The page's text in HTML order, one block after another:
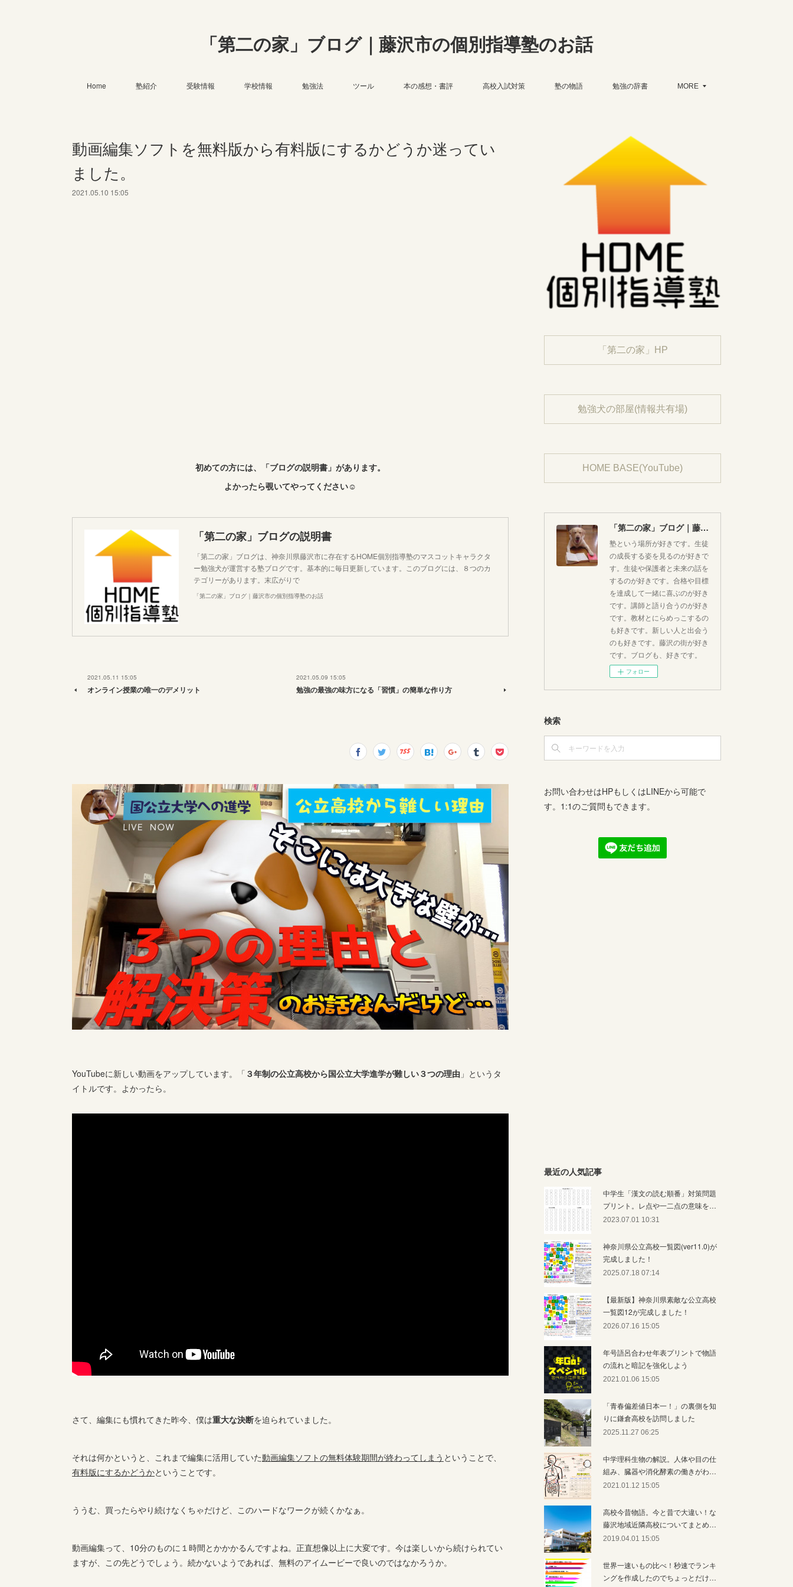
「第二の家」ブログ｜藤沢市の個別指導塾のお話
Home 塾紹介 受験情報 学校情報 勉強法 ツール 本の感想・書評 高校入試対策 塾の物語 勉強の辞書 MORE
動画編集ソフトを無料版から有料版にするかどうか迷ってい
ました。
2021.05.10 15:05
初めての方には、「ブログの説明書」があります。
よかったら覗いてやってください☺︎
「第二の家」ブログの説明書
「第二の家」ブログは、神奈川県藤沢市に存在するHOME個別指導塾のマスコットキャラクタ
ー勉強犬が運営する塾ブログです。基本的に毎日更新しています。このブログには、８つのカ
テゴリーがあります。末広がりで
「第二の家」ブログ｜藤沢市の個別指導塾のお話
2021.05.11 15:05
オンライン授業の唯一のデメリット
2021.05.09 15:05
勉強の最強の味方になる「習慣」の簡単な作り方
YouTubeに新しい動画をアップしています。「 ３年制の公立高校から国公立大学進学が難しい３つの理由 」というタ
イトルです。よかったら。
さて、編集にも慣れてきた昨今、僕は重大な決断を迫られていました。
それは何かというと、これまで編集に活用していた動画編集ソフトの無料体験期間が終わってしまう ということで、
有料版にするかどうかということです。
ううむ、買ったらやり続けなくちゃだけど、このハードなワークが続くかなぁ。
動画編集って、10分のものに１時間とかかかるんですよね。正直想像以上に大変です。今は楽しいから続けられてい
ますが、この先どうでしょう。続かないようであれば、無料のアイムービーで良いのではなかろうか。
「第二の家」HP
勉強犬の部屋(情報共有場)
HOME BASE(YouTube)
「第二の家」ブログ｜藤沢市の個別指導塾のお話
塾という場所が好きです。生徒
の成長する姿を見るのが好きで
す。生徒や保護者と未来の話を
するのが好きです。合格や目標
を達成して一緒に喜ぶのが好き
です。講師と語り合うのが好き
です。教材とにらめっこするの
も好きです。新しい人と出会う
のも好きです。藤沢の街が好き
です。ブログも、好きです。
フォロー
検索
お問い合わせはHPもしくはLINEから可能で
す。1:1のご質問もできます。
最近の人気記事
中学生「漢文の読む順番」対策問題
プリント。レ点や一二点の意味を…
2023.07.01 10:31
神奈川県公立高校一覧図(ver11.0)が
完成しました！
2025.07.18 07:14
【最新版】神奈川県素敵な公立高校
一覧図12が完成しました！
2026.07.16 15:05
年号語呂合わせ年表プリントで物語
の流れと暗記を強化しよう
2021.01.06 15:05
「青春偏差値日本一！」の裏側を知
りに鎌倉高校を訪問しました
2025.11.27 06:25
中学理科生物の解説。人体や目の仕
組み、臓器や消化酵素の働きがわ…
2021.01.12 15:05
高校今昔物語。今と昔で大違い！な
藤沢地域近隣高校についてまとめ…
2019.04.01 15:05
世界一速いもの比べ！秒速でランキ
ングを作成したのでちょっとだけ…